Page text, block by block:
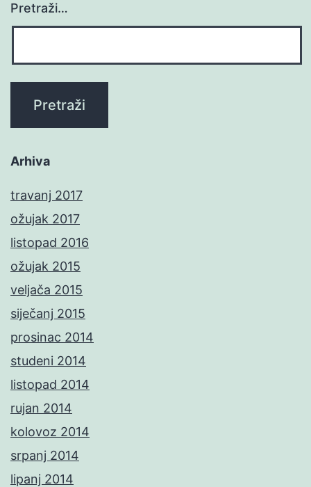
Pretraži…
Arhiva
travanj 2017
ožujak 2017
listopad 2016
ožujak 2015
veljača 2015
siječanj 2015
prosinac 2014
studeni 2014
listopad 2014
rujan 2014
kolovoz 2014
srpanj 2014
lipanj 2014